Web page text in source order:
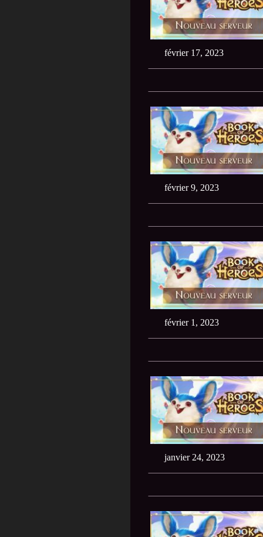
février 17, 2023
février 9, 2023
février 1, 2023
janvier 24, 2023